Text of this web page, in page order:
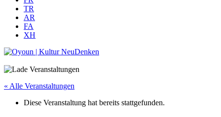
TR
AR
FA
XH
« Alle Veranstaltungen
Diese Veranstaltung hat bereits stattgefunden.